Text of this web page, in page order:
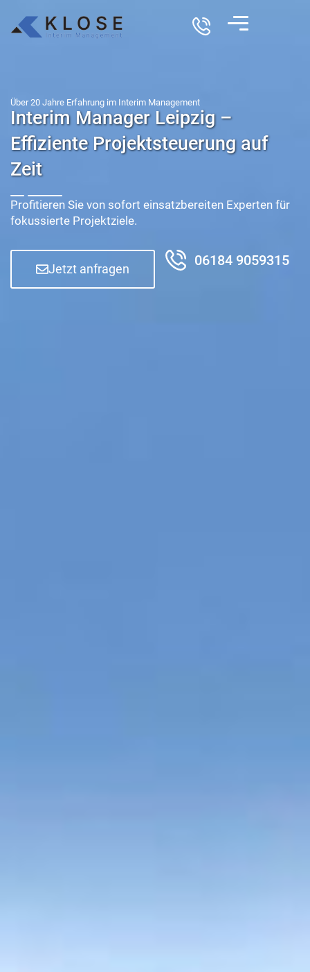
Über 20 Jahre Erfahrung im Interim Management
Interim Manager Leipzig –
Effiziente Projektsteuerung auf
Zeit
Profitieren Sie von sofort einsatzbereiten Experten für
fokussierte Projektziele.
Jetzt anfragen
06184 9059315